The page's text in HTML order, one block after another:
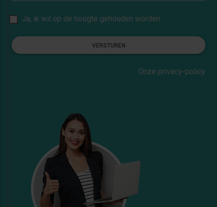
Ja, ik wil op de hoogte gehouden worden
VERSTUREN
Onze privacy-policy